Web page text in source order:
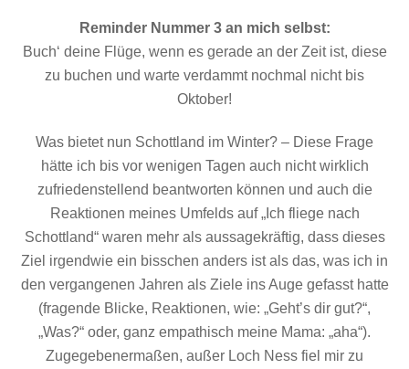
Reminder Nummer 3 an mich selbst:
Buch‘ deine Flüge, wenn es gerade an der Zeit ist, diese
zu buchen und warte verdammt nochmal nicht bis
Oktober!
Was bietet nun Schottland im Winter? – Diese Frage
hätte ich bis vor wenigen Tagen auch nicht wirklich
zufriedenstellend beantworten können und auch die
Reaktionen meines Umfelds auf „Ich fliege nach
Schottland“ waren mehr als aussagekräftig, dass dieses
Ziel irgendwie ein bisschen anders ist als das, was ich in
den vergangenen Jahren als Ziele ins Auge gefasst hatte
(fragende Blicke, Reaktionen, wie: „Geht’s dir gut?“,
„Was?“ oder, ganz empathisch meine Mama: „aha“).
Zugegebenermaßen, außer Loch Ness fiel mir zu